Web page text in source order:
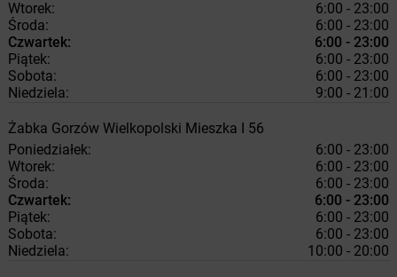
Wtorek:
6:00 - 23:00
Środa:
6:00 - 23:00
Czwartek:
6:00 - 23:00
Piątek:
6:00 - 23:00
Sobota:
6:00 - 23:00
Niedziela:
9:00 - 21:00
Żabka Gorzów Wielkopolski Mieszka I 56
Poniedziałek:
6:00 - 23:00
Wtorek:
6:00 - 23:00
Środa:
6:00 - 23:00
Czwartek:
6:00 - 23:00
Piątek:
6:00 - 23:00
Sobota:
6:00 - 23:00
Niedziela:
10:00 - 20:00